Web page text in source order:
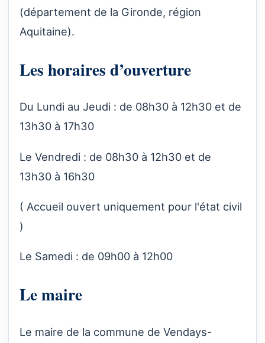
(département de la Gironde, région
Aquitaine).
Les horaires d’ouverture
Du Lundi au Jeudi : de 08h30 à 12h30 et de
13h30 à 17h30
Le Vendredi : de 08h30 à 12h30 et de
13h30 à 16h30
( Accueil ouvert uniquement pour l'état civil
)
Le Samedi : de 09h00 à 12h00
Le maire
Le maire de la commune de Vendays-